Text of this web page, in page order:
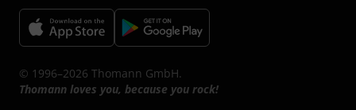
© 1996–2026 Thomann GmbH.
Thomann loves you, because you rock!